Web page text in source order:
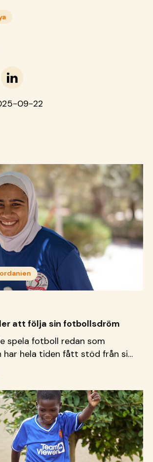
09-22
att följa sin fotbollsdröm
spela fotboll redan som
har hela tiden fått stöd från sin
att följa sin dröm mot att blir